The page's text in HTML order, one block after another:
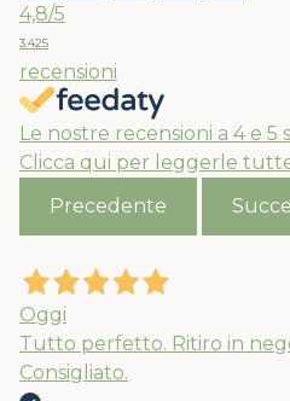
4,8/5
3.425
recensioni
Le nostre recensioni a 4 e 5
Clicca qui per leggerle
Precedente
Oggi
Tutto perfetto. Ritiro in
Consigliato.